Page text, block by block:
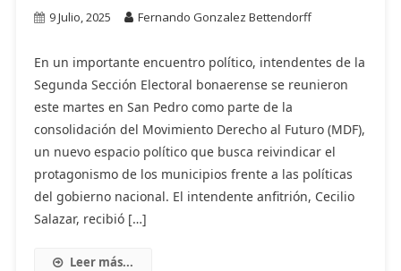
9 Julio, 2025 Fernando Gonzalez Bettendorff
En un importante encuentro político, intendentes de la
Segunda Sección Electoral bonaerense se reunieron
este martes en San Pedro como parte de la
consolidación del Movimiento Derecho al Futuro (MDF),
un nuevo espacio político que busca reivindicar el
protagonismo de los municipios frente a las políticas
del gobierno nacional. El intendente anfitrión, Cecilio
Salazar, recibió […]
Leer más...